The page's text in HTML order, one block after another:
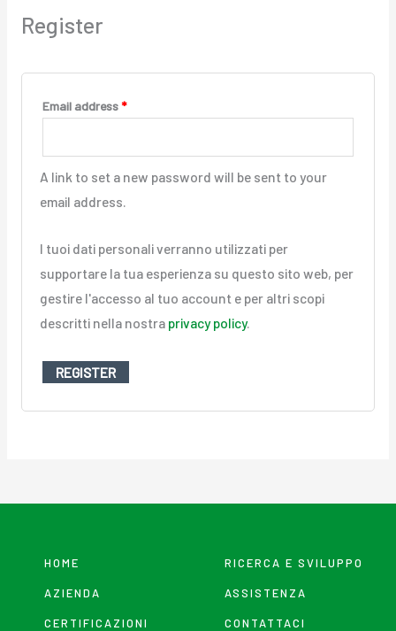
Register
Email address*
A link to set a new password will be sent to your
email address.
I tuoi dati personali verranno utilizzati per
supportare la tua esperienza su questo sito web, per
gestire l'accesso al tuo account e per altri scopi
descritti nella nostra privacy policy.
REGISTER
HOME
AZIENDA
CERTIFICAZIONI
RICERCA E SVILUPPO
ASSISTENZA
CONTATTACI